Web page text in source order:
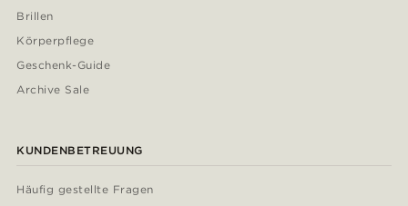
Brillen
Körperpflege
Geschenk-Guide
Archive Sale
KUNDENBETREUUNG
Häufig gestellte Fragen